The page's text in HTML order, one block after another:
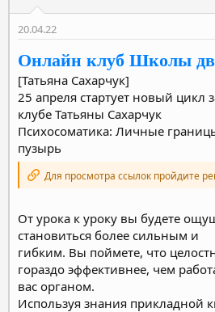
м
а
а
20.04.22
Онлайн клуб Школы
[Татьяна Сахарчук]
25 апреля стартует новый цикл
клубе Татьяны Сахарчук
Психосоматика: Личные
пузырь
Для просмотра ссылок пройдите
От урока к уроку вы будете
становиться более сильным и
гибким. Вы поймете, что
гораздо эффективнее, чем
вас органом.
Используя знания прикладной